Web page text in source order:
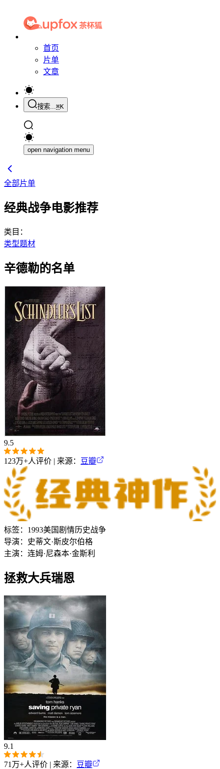
首页
片单
文章
搜索...⌘K
open navigation menu
全部片单
经典战争电影推荐
类目：
类型题材
辛德勒的名单
9.5
123万+人评价 | 来源： 豆瓣
标签： 1993美国 剧情历史战争
导演：
史蒂文·斯皮尔伯格
主演： 连姆·尼森本·金斯利
拯救大兵瑞恩
9.1
71万+人评价 | 来源： 豆瓣